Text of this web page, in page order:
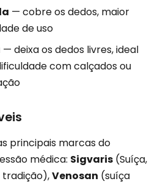
— cobre os dedos, maior
de uso
— deixa os dedos livres, ideal
com calçados ou
principais marcas do
médica: Sigvaris (Suíça,
tradição),Venosan (suíça